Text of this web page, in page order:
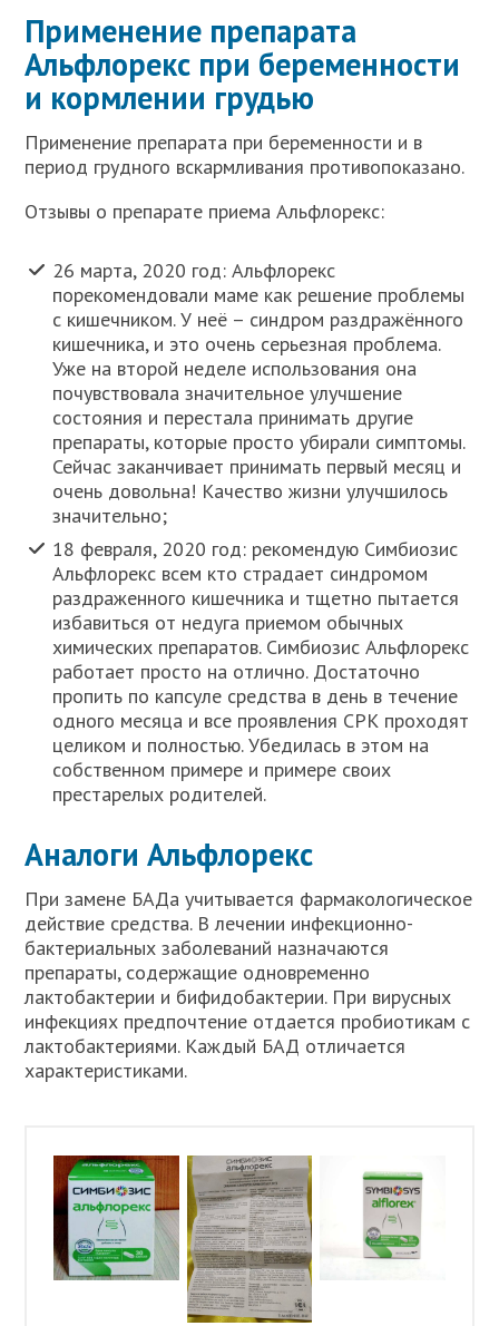
Применение препарата
Альфлорекс при беременности
и кормлении грудью
Применение препарата при беременности и в
период грудного вскармливания противопоказано.
Отзывы о препарате приема Альфлорекс:
26 марта, 2020 год: Альфлорекс
порекомендовали маме как решение проблемы
с кишечником. У неё – синдром раздражённого
кишечника, и это очень серьезная проблема.
Уже на второй неделе использования она
почувствовала значительное улучшение
состояния и перестала принимать другие
препараты, которые просто убирали симптомы.
Сейчас заканчивает принимать первый месяц и
очень довольна! Качество жизни улучшилось
значительно;
18 февраля, 2020 год: рекомендую Симбиозис
Альфлорекс всем кто страдает синдромом
раздраженного кишечника и тщетно пытается
избавиться от недуга приемом обычных
химических препаратов. Симбиозис Альфлорекс
работает просто на отлично. Достаточно
пропить по капсуле средства в день в течение
одного месяца и все проявления СРК проходят
целиком и полностью. Убедилась в этом на
собственном примере и примере своих
престарелых родителей.
Аналоги Альфлорекс
При замене БАДа учитывается фармакологическое
действие средства. В лечении инфекционно-
бактериальных заболеваний назначаются
препараты, содержащие одновременно
лактобактерии и бифидобактерии. При вирусных
инфекциях предпочтение отдается пробиотикам с
лактобактериями. Каждый БАД отличается
характеристиками.